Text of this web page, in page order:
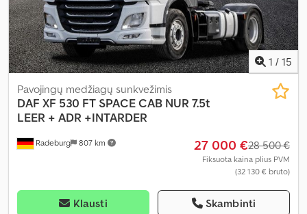
1 / 15
Radeburg 807 km
Pavojingų medžiagų sunkvežimis
DAF XF 530 FT SPACE CAB NUR 7.5t
LEER + ADR +INTARDER
27 000 €28 500 €
Fiksuota kaina plius PVM
(32 130 € bruto)
Klausti Skambinti